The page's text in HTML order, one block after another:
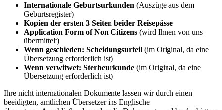
Internationale Geburtsurkunden (Auszüge aus dem
Geburtsregister)
Kopien der ersten 3 Seiten beider Reisepässe
Application Form of Non Citizens (wird Ihnen von uns
übermittelt)
Wenn geschieden: Scheidungsurteil (im Original, da eine
Übersetzung erforderlich ist)
Wenn verwitwet: Sterbeurkunde (im Original, da eine
Übersetzung erforderlich ist)
Ihre nicht internationalen Dokumente lassen wir durch einen
beeidigten, amtlichen Übersetzer ins Englische